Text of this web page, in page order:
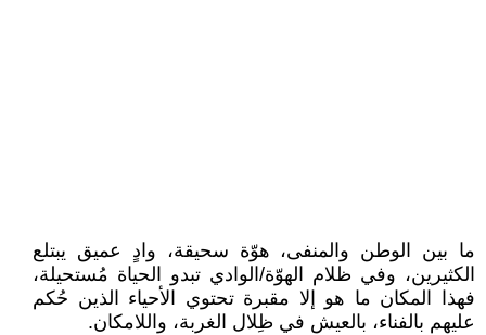
ما بين الوطن والمنفى، هوّة سحيقة، وادٍ عميق يبتلع
الكثيرين، وفي ظلام الهوّة/الوادي تبدو الحياة مُستحيلة،
فهذا المكان ما هو إلا مقبرة تحتوي الأحياء الذين حُكم
عليهم بالفناء، بالعيش في ظِلال الغربة، واللامكان.